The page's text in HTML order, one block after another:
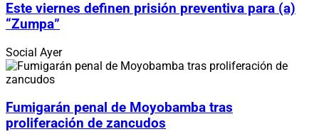
Este viernes definen prisión preventiva para (a)
“Zumpa”
Social Ayer
Fumigarán penal de Moyobamba tras
proliferación de zancudos